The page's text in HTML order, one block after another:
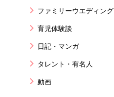
ファミリーウエディング
育児体験談
日記・マンガ
タレント・有名人
動画